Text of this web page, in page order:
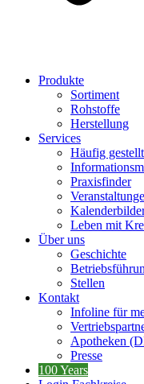
Produkte
Sortiment
Rohstoffe
Herstellung
Services
Häufig
Praxisfinder
Leben mit
Über uns
Geschichte
Stellen
Kontakt
Infoline für
Apotheken
Presse
100 Years